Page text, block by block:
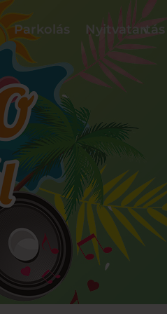
Parkolás Nyitvatartás